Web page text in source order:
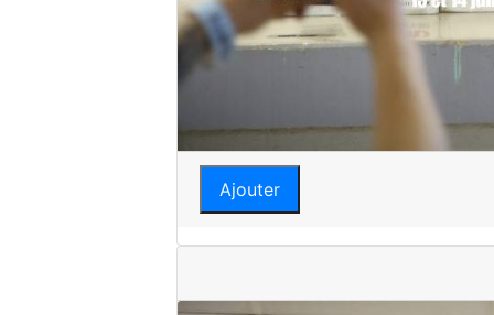
Ajouter